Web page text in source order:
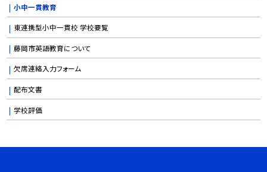
小中一貫教育
東連携型小中一貫校 学校要覧
藤岡市英語教育について
欠席連絡入力フォーム
配布文書
学校評価